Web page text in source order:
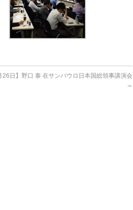
26日】野口 泰 在サンパウロ日本国総領事講演会
→